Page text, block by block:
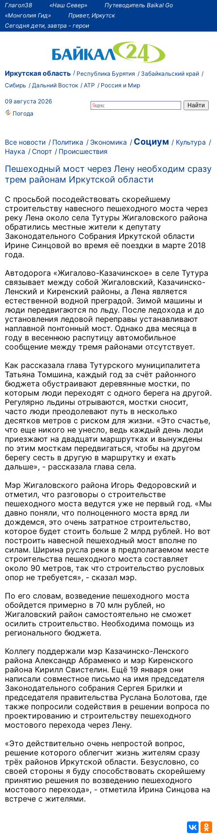
Глагол38 «Наш Север»
Путеводитель Baikal Go
«Монголия Гид»
Привет, Иркутск
Сегодня дети, завтра - герои
Иркутская область Республика Бурятия
Забайкальский край
Сибирь
Дальний Восток АТР Россия и Мир
09 августа 2026
Погода
Все новости Политика Экономика Социум
Культура
Наука
Спорт Происшествия
Пешеходный мост через Лену необходим сразу
трем районам Иркутской области
С просьбой посодействовать скорейшему
строительству навесного пешеходного моста через
реку Лена около села Тутуры Жигаловского района
обратились местные жители к депутату
Законодательного Собрания Иркутской области
Ирине Синцовой во время её поездки в марте 2018
года.
Автодорога «Жигалово-Казачинское» в селе Тутура
связывает между собой Жигаловский, Казачинско-
Ленский и Киренский районы, а Лена является
естественной водной преградой. Зимой машины и
люди передвигаются по льду. После ледохода и до
установления ледовой переправы устанавливают
наплавной понтонный мост. Однако два месяца в
году в весеннюю распутицу автомобильное
сообщение между тремя районами отсутствует.
Как рассказала глава Тутурского муниципалитета
Татьяна Томшина, каждый год за счёт районного
бюджета обустраивают деревянные мостки, по
которым люди переходят с одного берега на другой.
Регулярно льдины отрываются, мостки сносит,
часто люди преодолевают путь в несколько
десятков метров с риском для жизни. «Это счастье,
что еще никого не унесло, ведь каждый день люди
приезжают на двадцати маршрутках и вынуждены
по этим мосткам передвигаться, чтобы на другом
берегу сесть в другую в маршрутку и ехать
дальше», - рассказала глава села.
Мэр Жигаловского района Игорь Федоровский и
отметил, что разговоры о строительстве
пешеходного моста ведутся уже не первый год. «Мы
давно поняли, что полноценного моста вряд ли
дождемся, это очень затратное строительство,
которое будет стоить больше 2 млрд рублей. Но вот
построить навесной пешеходный мост вполне по
силам. Ширина русла реки в предполагаемом месте
строительства пешеходного моста составляет
около 90 метров, так что строительство русловых
опор не требуется», - сказал мэр.
По его словам, возведение пешеходного моста
обойдется примерно в 70 млн рублей, но
Жигаловский район самостоятельно не сможет
осилить строительство. Необходима помощь из
регионального бюджета.
Коллегу поддержали мэр Казачинско-Ленского
района Александр Абраменко и мэр Киренского
района Кирилл Свистелин. Ещё 19 января они
написали совместное письмо на имя председателя
Законодательного собрания Сергея Брилки и
председателя правительства Руслана Болотова, где
также попросили содействия в решении вопроса по
проектированию и строительству пешеходного
мостового перехода через Лену.
«Это действительно очень непростой вопрос,
решение которого облегчит жизнь жителям сразу
трёх районов Иркутской области. Безусловно, со
своей стороны я буду способствовать скорейшему
принятию решения по возведению пешеходного
мостового перехода», - отметила Ирина Синцова на
встрече с жителями.